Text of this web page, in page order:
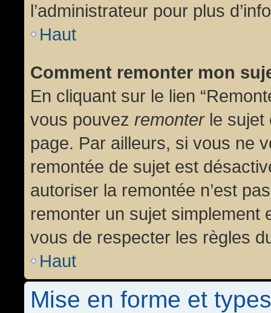
l’administrateur pour plus
Haut
Comment remonter mon
En cliquant sur le lien
vous pouvez remonterle sujet
page. Par ailleurs, si vous ne
remontée de sujet est
autoriser la remontée n’est
remonter un sujet simplement
vous de respecter les règles
Haut
Mise en forme et